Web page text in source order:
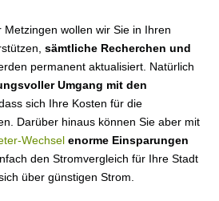
wollen wir Sie in Ihren
sämtliche Recherchen und
permanent aktualisiert. Natürlich
Umgang mit den
sich Ihre Kosten für die
Darüber hinaus können Sie aber mit
Wechsel enorme Einsparungen
den Stromvergleich für Ihre Stadt
über günstigen Strom.